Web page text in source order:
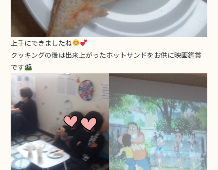
上手にできましたね
クッキングの後は出来上がったホットサンドをお供に映画鑑賞
です